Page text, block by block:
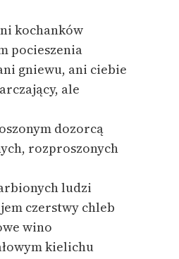
kochanków
pocieszenia
gniewu, ani ciebie
ale
dozorcą
rozproszonych
ludzi
czerstwy chleb
wino
kielichu